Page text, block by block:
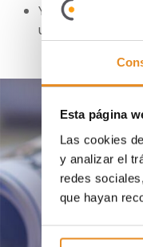
Esta página
Las cookies
y analizar el
redes
que hayan
Y una vez
una